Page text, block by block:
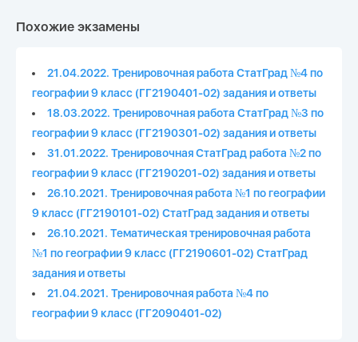
Похожие экзамены
21.04.2022. Тренировочная работа СтатГрад №4 по
географии 9 класс (ГГ2190401-02) задания и ответы
18.03.2022. Тренировочная работа СтатГрад №3 по
географии 9 класс (ГГ2190301-02) задания и ответы
31.01.2022. Тренировочная СтатГрад работа №2 по
географии 9 класс (ГГ2190201-02) задания и ответы
26.10.2021. Тренировочная работа №1 по географии
9 класс (ГГ2190101-02) СтатГрад задания и ответы
26.10.2021. Тематическая тренировочная работа
№1 по географии 9 класс (ГГ2190601-02) СтатГрад
задания и ответы
21.04.2021. Тренировочная работа №4 по
географии 9 класс (ГГ2090401-02)